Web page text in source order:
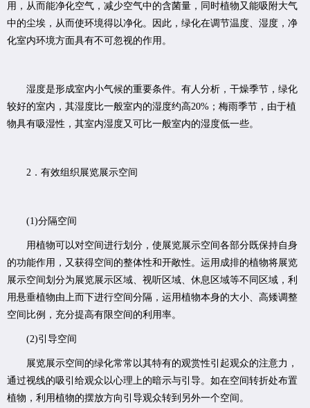
用，从而能净化空气，减少空气中的含菌量，同时植物又能吸附大气
中的尘埃，从而使环境得以净化。因此，绿化在调节温度、湿度，净
化室内环境方面具有不可忽视的作用。
湿度是形成室内小气候的重要条件。有人分析，干燥季节，绿化
较好的室内，其湿度比一般室内的湿度约高20%；梅雨季节，由于植
物具有吸湿性，其室内湿度又可比一般室内的湿度低一些。
2．有效组织展览展示空间
(1)分隔空间
用植物可以对空间进行划分，使展览展示空间各部分既保持自身
的功能作用，又获得空间的整体性和开敞性。运用成排的植物将展览
展示空间划分为展览展示区域、视听区域、休息区域等不同区域，利
用悬垂植物由上而下进行空间分隔，运用植物本身的大小、高矮调整
空间比例，充分提高有限空间的利用率。
(2)引导空间
展览展示空间的绿化常常以其特有的观赏性引起观众的注意力，
通过视线的吸引给观众以心理上的暗示与引导。如在空间转折处布置
植物，利用植物的摆放方向引导观众转到另外一个空间。